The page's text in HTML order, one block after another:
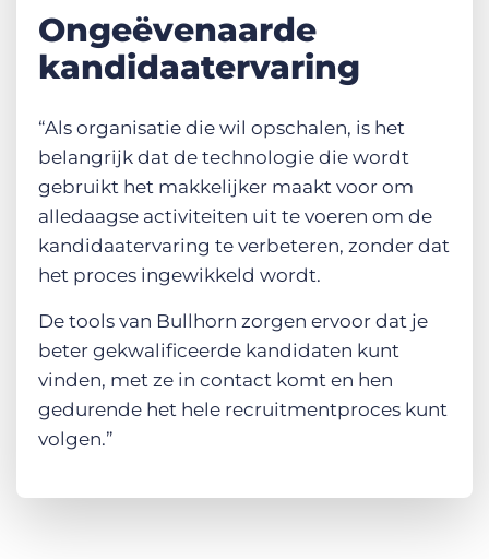
Ongeëvenaarde
kandidaatervaring
“Als organisatie die wil opschalen, is het
belangrijk dat de technologie die wordt
gebruikt het makkelijker maakt voor om
alledaagse activiteiten uit te voeren om de
kandidaatervaring te verbeteren, zonder dat
het proces ingewikkeld wordt.
De tools van Bullhorn zorgen ervoor dat je
beter gekwalificeerde kandidaten kunt
vinden, met ze in contact komt en hen
gedurende het hele recruitmentproces kunt
volgen.”